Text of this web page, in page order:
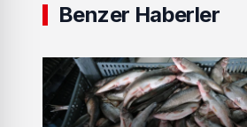
Benzer Haberler